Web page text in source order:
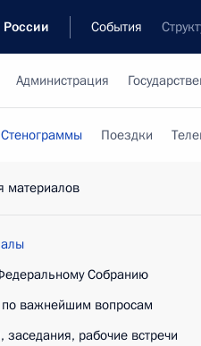
России События
Администрация
Стенограммы Поездки
материалов
Собранию
важнейшим вопросам
рабочие встречи